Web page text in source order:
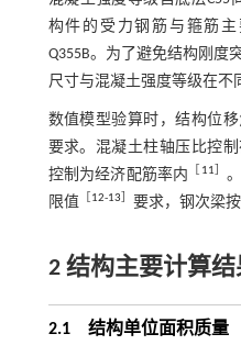
构件的受力钢筋与箍筋主
Q355B。为了避免结构刚度
尺寸与混凝土强度等级在不
数值模型验算时，结构位
要求。混凝土柱轴压比控
控制为经济配筋率内
11
限值
12-13 要求，钢次梁
2 结构主要计算结
2.1结构单位面积质量